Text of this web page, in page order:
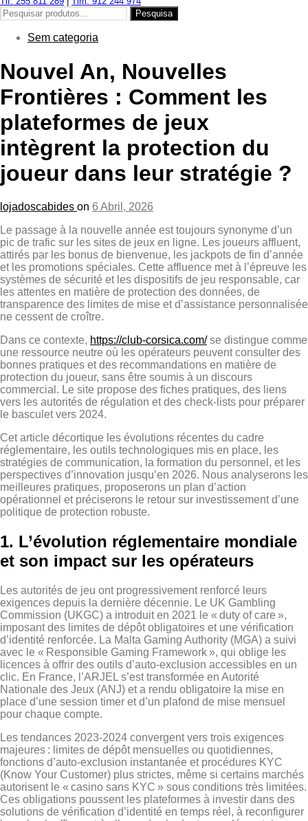
Pesquisar
por:
Pesquisa
Sem categoria
Nouvel An, Nouvelles
Frontières : Comment les
plateformes de jeux
intègrent la protection du
joueur dans leur stratégie ?
lojadoscabides on 6 Abril, 2026
Le passage à la nouvelle année est toujours synonyme d’un
pic de trafic sur les sites de jeux en ligne. Les joueurs affluent,
attirés par les bonus de bienvenue, les jackpots de fin d’année
et les promotions spéciales. Cette affluence met à l’épreuve les
systèmes de sécurité et les dispositifs de jeu responsable, car
les attentes en matière de protection des données, de
transparence des limites de mise et d’assistance personnalisée
ne cessent de croître.
Dans ce contexte, https://club-corsica.com/se distingue comme
une ressource neutre où les opérateurs peuvent consulter des
bonnes pratiques et des recommandations en matière de
protection du joueur, sans être soumis à un discours
commercial. Le site propose des fiches pratiques, des liens
vers les autorités de régulation et des check‑lists pour préparer
le basculet vers 2024.
Cet article décortique les évolutions récentes du cadre
réglementaire, les outils technologiques mis en place, les
stratégies de communication, la formation du personnel, et les
perspectives d’innovation jusqu’en 2026. Nous analyserons les
meilleures pratiques, proposerons un plan d’action
opérationnel et préciserons le retour sur investissement d’une
politique de protection robuste.
1. L’évolution réglementaire mondiale
et son impact sur les opérateurs
Les autorités de jeu ont progressivement renforcé leurs
exigences depuis la dernière décennie. Le UK Gambling
Commission (UKGC) a introduit en 2021 le « duty of care »,
imposant des limites de dépôt obligatoires et une vérification
d’identité renforcée. La Malta Gaming Authority (MGA) a suivi
avec le « Responsible Gaming Framework », qui oblige les
licences à offrir des outils d’auto‑exclusion accessibles en un
clic. En France, l’ARJEL s’est transformée en Autorité
Nationale des Jeux (ANJ) et a rendu obligatoire la mise en
place d’une session timer et d’un plafond de mise mensuel
pour chaque compte.
Les tendances 2023‑2024 convergent vers trois exigences
majeures : limites de dépôt mensuelles ou quotidiennes,
fonctions d’auto‑exclusion instantanée et procédures KYC
(Know Your Customer) plus strictes, même si certains marchés
autorisent le « casino sans KYC » sous conditions très limitées.
Ces obligations poussent les plateformes à investir dans des
solutions de vérification d’identité en temps réel, à reconfigurer